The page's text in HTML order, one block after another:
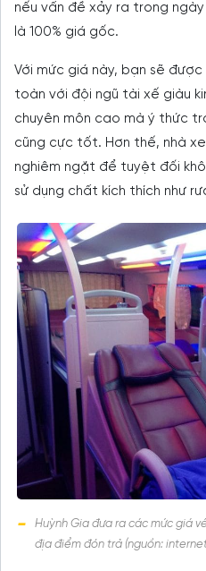
nếu vấn đề xảy ra trong
là 100% giá gốc.
Với mức giá này, bạn sẽ được
toàn với đội ngũ tài xế giàu
chuyên môn cao mà ý thức
cũng cực tốt. Hơn thế, nhà
nghiêm ngặt để tuyệt đối
sử dụng chất kích thích như
Huỳnh Gia đưa ra các mức giá
địa điểm đón trả (nguồn: